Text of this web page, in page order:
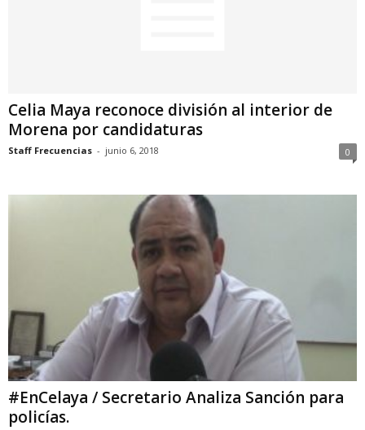
Celia Maya reconoce división al interior de
Morena por candidaturas
Staff Frecuencias - junio 6, 2018 0
#EnCelaya / Secretario Analiza Sanción para
policías.